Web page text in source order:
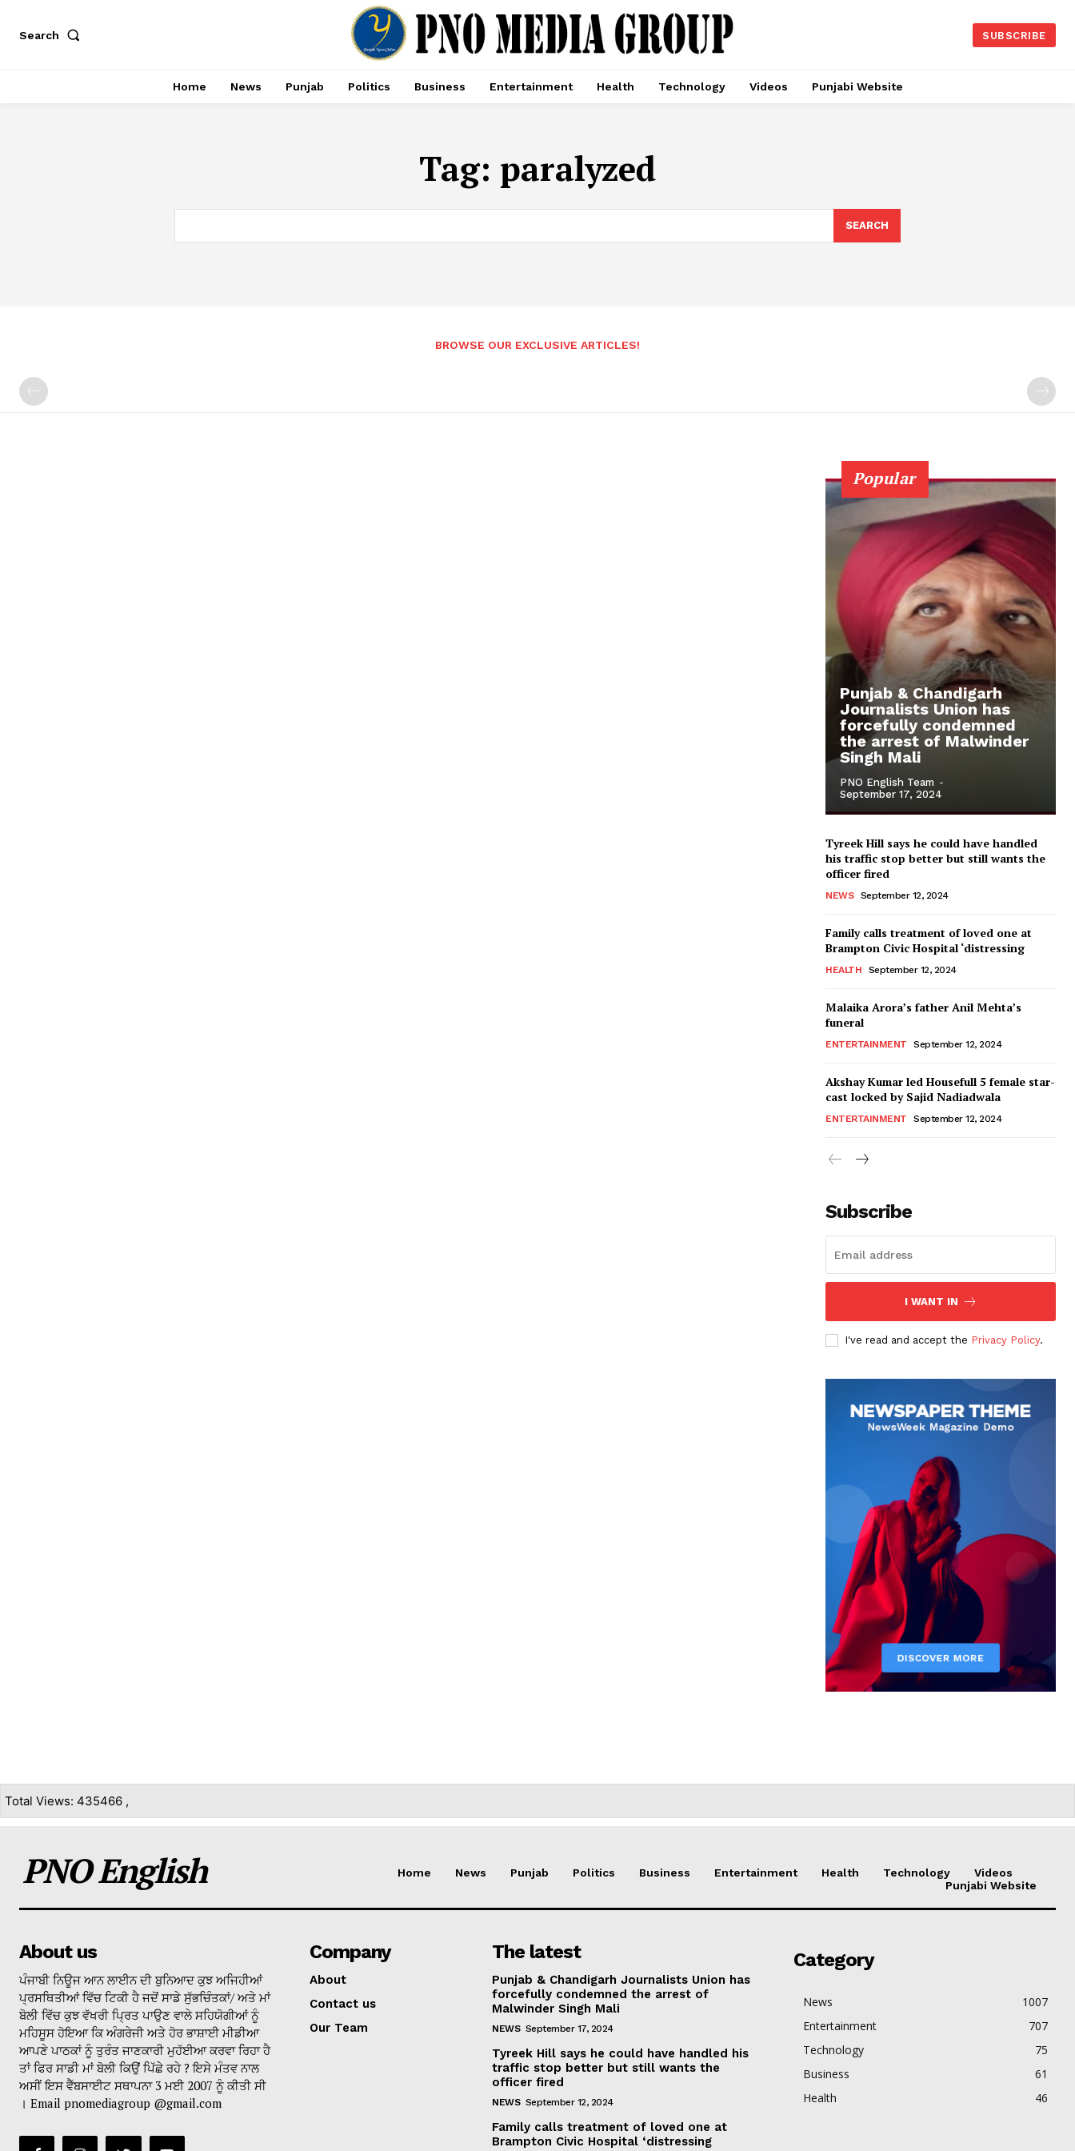
Search SUBSCRIBE
Home News Punjab Politics Business Entertainment Health Technology Videos Punjabi Website
Tag: paralyzed
SEARCH
BROWSE OUR EXCLUSIVE ARTICLES!
Popular
Punjab & Chandigarh
Journalists Union has
forcefully condemned
the arrest of Malwinder
Singh Mali
PNO English Team -
September 17, 2024
Tyreek Hill says he could have handled
his traffic stop better but still wants the
officer fired
NEWS September 12, 2024
Family calls treatment of loved one at
Brampton Civic Hospital ‘distressing
HEALTH September 12, 2024
Malaika Arora’s father Anil Mehta’s
funeral
ENTERTAINMENT September 12, 2024
Akshay Kumar led Housefull 5 female star-
cast locked by Sajid Nadiadwala
ENTERTAINMENT September 12, 2024
Subscribe
I WANT IN
I've read and accept the Privacy Policy.
Total Views: 435466 ,
PNO English Home News Punjab Politics Business Entertainment Health Technology
Videos
Punjabi Website
About us
ਪੰਜਾਬੀ ਨਿਊਜ ਆਨ ਲਾਈਨ ਦੀ ਬੁਨਿਆਦ ਕੁਝ ਅਜਿਹੀਆਂ
ਪ੍ਰਸਥਿਤੀਆਂ ਵਿੱਚ ਟਿਕੀ ਹੈ ਜਦੋਂ ਸਾਡੇ ਸੁੱਭਚਿੰਤਕਾਂ/ ਅਤੇ ਮਾਂ
ਬੋਲੀ ਵਿੱਚ ਕੁਝ ਵੱਖਰੀ ਪ੍ਰਿਤ ਪਾਉਣ ਵਾਲੇ ਸਹਿਯੋਗੀਆਂ ਨੂੰ
ਮਹਿਸੂਸ ਹੋਇਆ ਕਿ ਅੰਗਰੇਜੀ ਅਤੇ ਹੋਰ ਭਾਸ਼ਾਈ ਮੀਡੀਆ
ਆਪਣੇ ਪਾਠਕਾਂ ਨੂੰ ਤੁਰੰਤ ਜਾਣਕਾਰੀ ਮੁਹੱਈਆ ਕਰਵਾ ਰਿਹਾ ਹੈ
ਤਾਂ ਫਿਰ ਸਾਡੀ ਮਾਂ ਬੋਲੀ ਕਿਉਂ ਪਿੱਛੇ ਰਹੇ ? ਇਸੇ ਮੰਤਵ ਨਾਲ
ਅਸੀਂ ਇਸ ਵੈੱਬਸਾਈਟ ਸਥਾਪਨਾ 3 ਮਈ 2007 ਨੂੰ ਕੀਤੀ ਸੀ
। Email pnomediagroup @gmail.com
Company
About
Contact us
Our Team
The latest
Punjab & Chandigarh Journalists Union has
forcefully condemned the arrest of
Malwinder Singh Mali
NEWS September 17, 2024
Tyreek Hill says he could have handled his
traffic stop better but still wants the
officer fired
NEWS September 12, 2024
Family calls treatment of loved one at
Brampton Civic Hospital ‘distressing
Category
News
1007
Entertainment
707
Technology
75
Business
61
Health
46